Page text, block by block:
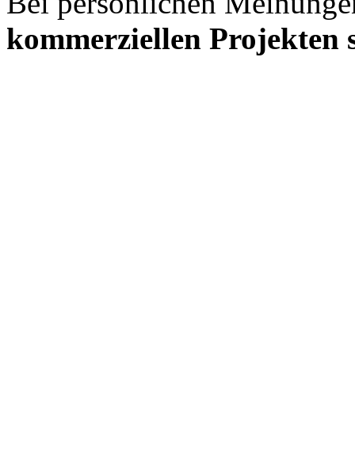
kommerziellen Projekten